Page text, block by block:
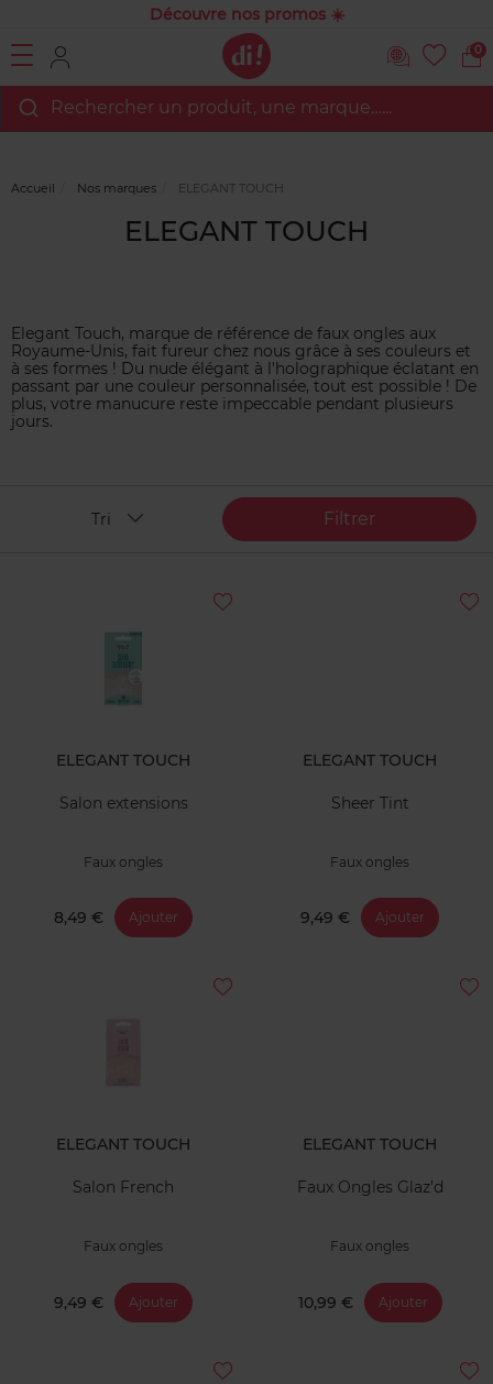
Découvre nos promos ☀️
0
Rechercher un produit, une marque…...
Accueil Nos marques ELEGANT TOUCH
ELEGANT TOUCH
Elegant Touch, marque de référence de faux ongles aux
Royaume-Unis, fait fureur chez nous grâce à ses couleurs et
à ses formes ! Du nude élégant à l'holographique éclatant en
passant par une couleur personnalisée, tout est possible ! De
plus, votre manucure reste impeccable pendant plusieurs
jours.
Filtrer
Tri
ELEGANT TOUCH
Salon extensions
Faux ongles
8,49 € Ajouter
ELEGANT TOUCH
Sheer Tint
Faux ongles
9,49 € Ajouter
ELEGANT TOUCH
Salon French
Faux ongles
9,49 € Ajouter
ELEGANT TOUCH
Faux Ongles Glaz’d
Faux ongles
10,99 € Ajouter